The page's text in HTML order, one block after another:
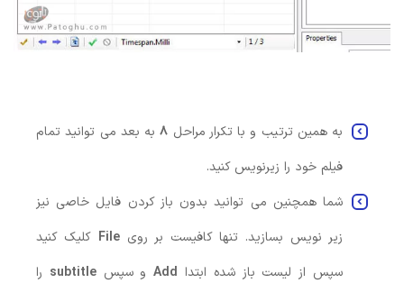
به همین ترتیب و با تکرار مراحل ۸به بعد می توانید تمام
فیلم خود را زیرنویس کنید.
شما همچنین می توانید بدون باز کردن فایل خاصی نیز
زیر نویس بسازید. تنها کافیست بر روی File کلیک کنید
سپس از لیست باز شده ابتدا Addو سپسsubtitle را